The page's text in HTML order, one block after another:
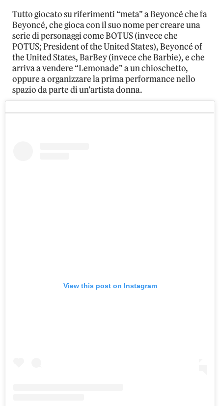
Tutto giocato su riferimenti “meta” a Beyoncé che fa
Beyoncé, che gioca con il suo nome per creare una
serie di personaggi come BOTUS (invece che
POTUS; President of the United States), Beyoncé of
the United States, BarBey (invece che Barbie), e che
arriva a vendere “Lemonade” a un chioschetto,
oppure a organizzare la prima performance nello
spazio da parte di un’artista donna.
View this post on Instagram